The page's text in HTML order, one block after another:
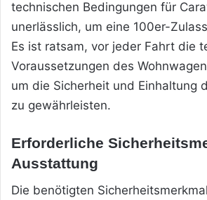
technischen Bedingungen für
unerlässlich, um eine 100er-
Es ist ratsam, vor jeder Fahrt die
Voraussetzungen des
um die Sicherheit und Einhaltung
zu gewährleisten.
Erforderliche
Ausstattung
Die benötigten